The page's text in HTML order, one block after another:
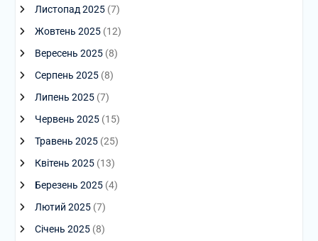
Листопад 2025(7)
Жовтень 2025(12)
Вересень 2025(8)
Серпень 2025(8)
Липень 2025(7)
Червень 2025(15)
Травень 2025(25)
Квітень 2025(13)
Березень 2025(4)
Лютий 2025(7)
Січень 2025(8)